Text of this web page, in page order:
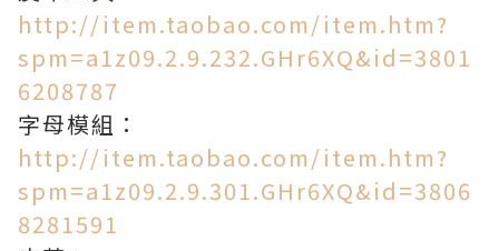
http://item.taobao.com/item.htm?
spm=a1z09.2.9.232.GHr6XQ&id=3801
6208787
字母模組：
http://item.taobao.com/item.htm?
spm=a1z09.2.9.301.GHr6XQ&id=3806
8281591